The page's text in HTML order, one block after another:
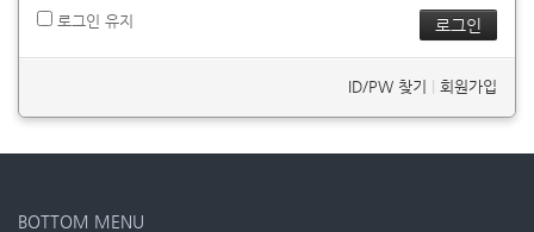
로그인 유지
ID/PW 찾기 회원가입
BOTTOM MENU